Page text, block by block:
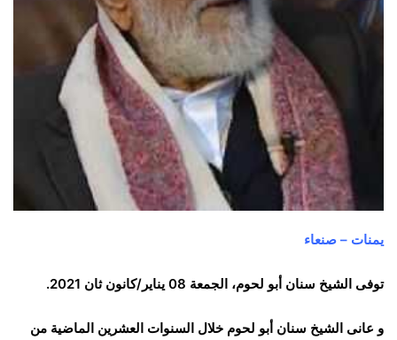
يمنات – صنعاء
توفى الشيخ سنان أبو لحوم، الجمعة 08 يناير/كانون ثان 2021.
و عانى الشيخ سنان أبو لحوم خلال السنوات العشرين الماضية من